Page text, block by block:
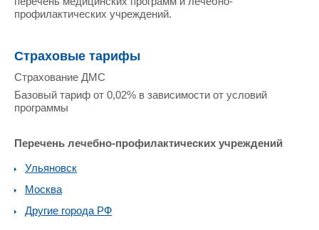
профилактических учреждений.
Страховые тарифы
Страхование ДМС
Базовый тариф от 0,02% в зависимости от условий
программы
Перечень лечебно-профилактических учреждений
Ульяновск
Москва
Другие города РФ